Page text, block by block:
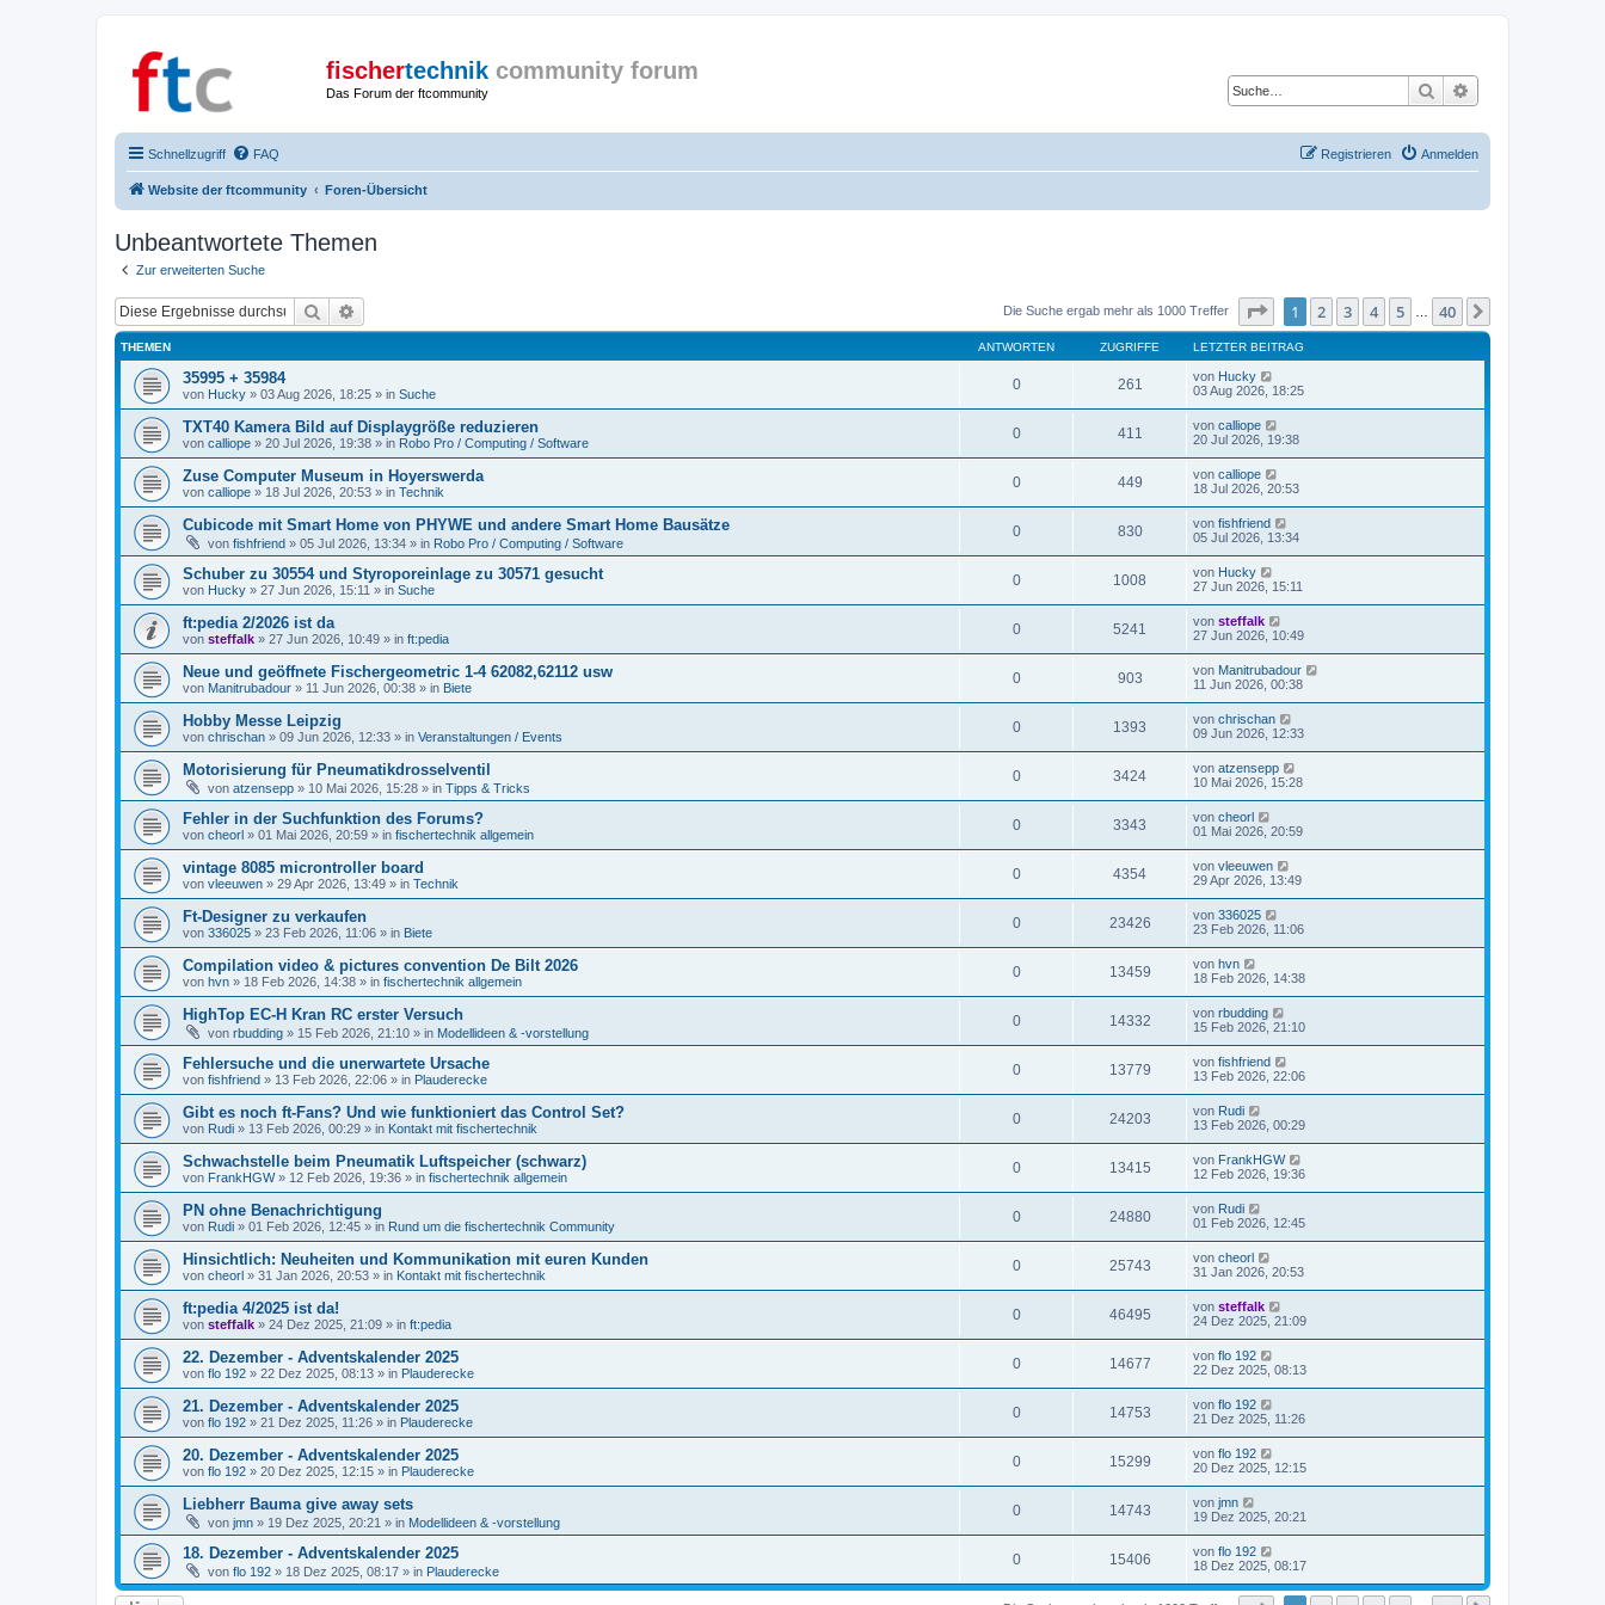
fischertechnik community forum
Das Forum der ftcommunity Suche
Schnellzugriff FAQ Anmelden
Registrieren
Website der ftcommunity Foren-Übersicht
Unbeantwortete Themen
Zur erweiterten Suche
Suche Die Suche ergab mehr als 1000 Treffer Seite von40
1 2 3 4 5 40
THEMEN ANTWORTEN ZUGRIFFE LETZTER BEITRAG
35995 + 35984
von Hucky » 03 Aug 2026, 18:25 » in Suche
0 261 von Hucky
03 Aug 2026, 18:25
TXT40 Kamera Bild auf Displaygröße reduzieren
von calliope » 20 Jul 2026, 19:38 » in Robo Pro / Computing / Software
0 411 von calliope
20 Jul 2026, 19:38
Zuse Computer Museum in Hoyerswerda
von calliope » 18 Jul 2026, 20:53 » in Technik
0 449 von calliope
18 Jul 2026, 20:53
Cubicode mit Smart Home von PHYWE und andere Smart Home Bausätze
von fishfriend » 05 Jul 2026, 13:34 » in Robo Pro / Computing / Software
0 830 von fishfriend
05 Jul 2026, 13:34
Schuber zu 30554 und Styroporeinlage zu 30571 gesucht
von Hucky » 27 Jun 2026, 15:11 » in Suche
0 1008 von Hucky
27 Jun 2026, 15:11
ft:pedia 2/2026 ist da
von steffalk » 27 Jun 2026, 10:49 » in ft:pedia
0 5241 von steffalk
27 Jun 2026, 10:49
Neue und geöffnete Fischergeometric 1-4 62082,62112 usw
von Manitrubadour » 11 Jun 2026, 00:38 » in Biete
0 903 von Manitrubadour
11 Jun 2026, 00:38
Hobby Messe Leipzig
von chrischan » 09 Jun 2026, 12:33 » in Veranstaltungen / Events
0 1393 von chrischan
09 Jun 2026, 12:33
Motorisierung für Pneumatikdrosselventil
von atzensepp » 10 Mai 2026, 15:28 » in Tipps & Tricks
0 3424 von atzensepp
10 Mai 2026, 15:28
Fehler in der Suchfunktion des Forums?
von cheorl » 01 Mai 2026, 20:59 » in fischertechnik allgemein
0 3343 von cheorl
01 Mai 2026, 20:59
vintage 8085 microntroller board
von vleeuwen » 29 Apr 2026, 13:49 » in Technik
0 4354 von vleeuwen
29 Apr 2026, 13:49
Ft-Designer zu verkaufen
von 336025 » 23 Feb 2026, 11:06 » in Biete
0 23426 von 336025
23 Feb 2026, 11:06
Compilation video & pictures convention De Bilt 2026
von hvn » 18 Feb 2026, 14:38 » in fischertechnik allgemein
0 13459 von hvn
18 Feb 2026, 14:38
HighTop EC-H Kran RC erster Versuch
von rbudding » 15 Feb 2026, 21:10 » in Modellideen & -vorstellung
0 14332 von rbudding
15 Feb 2026, 21:10
Fehlersuche und die unerwartete Ursache
von fishfriend » 13 Feb 2026, 22:06 » in Plauderecke
0 13779 von fishfriend
13 Feb 2026, 22:06
Gibt es noch ft-Fans? Und wie funktioniert das Control Set?
von Rudi » 13 Feb 2026, 00:29 » in Kontakt mit fischertechnik
0 24203 von Rudi
13 Feb 2026, 00:29
Schwachstelle beim Pneumatik Luftspeicher (schwarz)
von FrankHGW» 12 Feb 2026, 19:36 » in fischertechnik allgemein
0 13415 von FrankHGW
12 Feb 2026, 19:36
PN ohne Benachrichtigung
von Rudi » 01 Feb 2026, 12:45 » in Rund um die fischertechnik Community
0 24880 von Rudi
01 Feb 2026, 12:45
Hinsichtlich: Neuheiten und Kommunikation mit euren Kunden
von cheorl » 31 Jan 2026, 20:53 » in Kontakt mit fischertechnik
0 25743 von cheorl
31 Jan 2026, 20:53
ft:pedia 4/2025 ist da!
von steffalk » 24 Dez 2025, 21:09 » in ft:pedia
0 46495 von steffalk
24 Dez 2025, 21:09
22. Dezember - Adventskalender 2025
von flo 192 » 22 Dez 2025, 08:13 » in Plauderecke
0 14677 von flo 192
22 Dez 2025, 08:13
21. Dezember - Adventskalender 2025
von flo 192 » 21 Dez 2025, 11:26 » in Plauderecke
0 14753 von flo 192
21 Dez 2025, 11:26
20. Dezember - Adventskalender 2025
von flo 192 » 20 Dez 2025, 12:15 » in Plauderecke
0 15299 von flo 192
20 Dez 2025, 12:15
Liebherr Bauma give away sets
von jmn » 19 Dez 2025, 20:21 » in Modellideen & -vorstellung
0 14743 von jmn
19 Dez 2025, 20:21
18. Dezember - Adventskalender 2025
von flo 192 » 18 Dez 2025, 08:17 » in Plauderecke
0 15406 von flo 192
18 Dez 2025, 08:17